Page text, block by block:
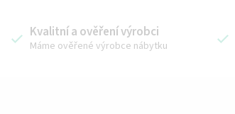
Kvalitní a ověření výrobci
Máme ověřené výrobce nábytku